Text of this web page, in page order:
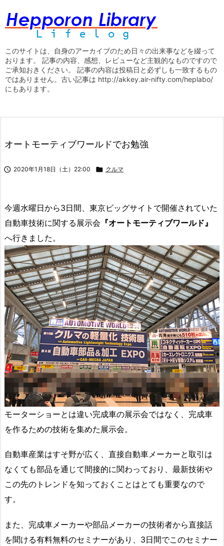
このサイトは、自身のアーカイブのため日々の出来事などを綴って
おります。 記事の内容、感想、レビューなど主観的なものですので
ご承知おきください。 記事の内容は投稿日と必ずしも一致するもの
ではありません。古い記事は http://akkey.air-nifty.com/heplabo/
にもあります。
オートモーティブワールドでお勉強
 2020年1月18日（土）22:00  クルマ
今週水曜日から3日間、東京ビッグサイトで開催されていた
自動車技術に関する展示会 『オートモーティブワールド』
へ行きました。
モーターショーとは違い完成車の展示会ではなく、完成車
を作るための技術を集めた展示会。
自動車産業はすそ野が広く、直接自動車メーカーと取引は
なくても部品を通じて間接的に関わっており、最新技術や
この先のトレンドを知っておくことはとても重要なので
す。
また、完成車メーカーや部品メーカーの技術者から直接話
を聞ける有料無料のセミナーがあり、3日間でこのセミナー